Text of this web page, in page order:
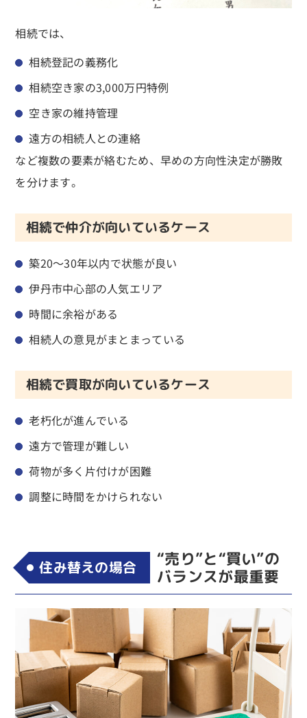
相続では、
相続登記の義務化
相続空き家の3,000万円特例
空き家の維持管理
遠方の相続人との連絡
など複数の要素が絡むため、早めの方向性決定が勝敗
を分けます。
相続で仲介が向いているケース
築20〜30年以内で状態が良い
伊丹市中心部の人気エリア
時間に余裕がある
相続人の意見がまとまっている
相続で買取が向いているケース
老朽化が進んでいる
遠方で管理が難しい
荷物が多く片付けが困難
調整に時間をかけられない
住み替えの場合
“売り”と“買い”の
バランスが最重要